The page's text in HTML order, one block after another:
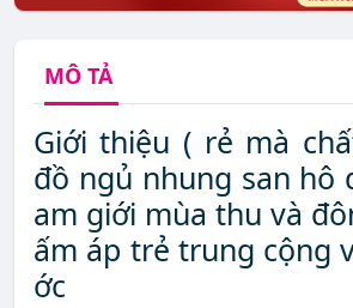
MÔ TẢ
Giới thiệu ( rẻ mà
đồ ngủ nhung san hô
am giới mùa thu và
ấm áp trẻ trung cộng
ớc